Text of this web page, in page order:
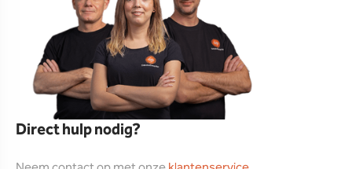
Direct hulp nodig?